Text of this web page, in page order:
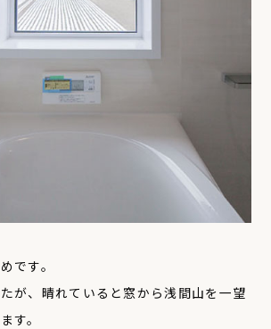
です。
が、晴れていると窓から浅間山を一望
す。